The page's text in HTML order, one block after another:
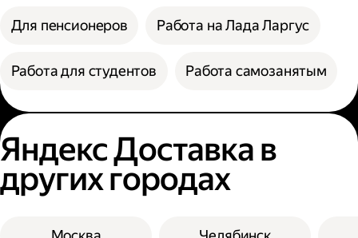
Для пенсионеров Работа на Лада Ларгус
Работа для студентов Работа самозанятым
Яндекс Доставка в
других городах